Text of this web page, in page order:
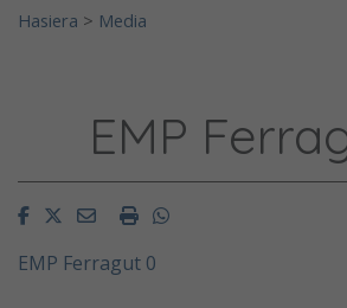
Hasiera > Media
EMP
FacebookTwitterEmailImprimirWhatsapp
EMP Ferragut 0